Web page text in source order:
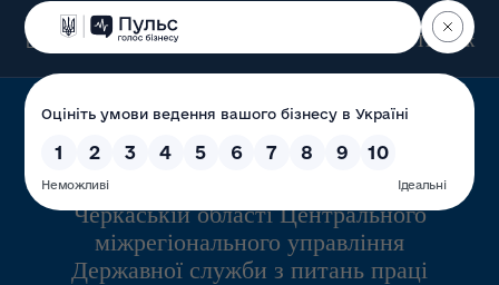
Пошук
Управління інспекційної діяльності у
Черкаській області Центрального
міжрегіонального управління
Державної служби з питань праці